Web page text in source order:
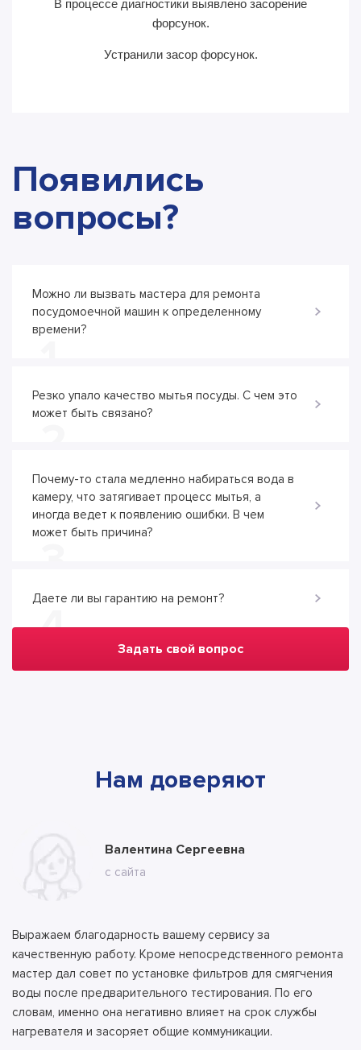
В процессе диагностики выявлено засорение
форсунок.
Устранили засор форсунок.
Появились
вопросы?
Можно ли вызвать мастера для ремонта
посудомоечной машин к определенному
времени?
Резко упало качество мытья посуды. С чем это
может быть связано?
Почему-то стала медленно набираться вода в
камеру, что затягивает процесс мытья, а
иногда ведет к появлению ошибки. В чем
может быть причина?
Даете ли вы гарантию на ремонт?
4 Задать свой вопрос
Нам доверяют
Марина
с ВК
Валентина Сергеевна
с сайта
Выражаем благодарность вашему сервису за
качественную работу. Кроме непосредственного ремонта
мастер дал совет по установке фильтров для смягчения
воды после предварительного тестирования. По его
словам, именно она негативно влияет на срок службы
нагревателя и засоряет общие коммуникации.
Владимир
с сайта